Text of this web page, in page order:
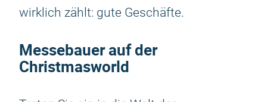
wirklich zählt: gute Geschäfte.
Messebauer auf der
Christmasworld